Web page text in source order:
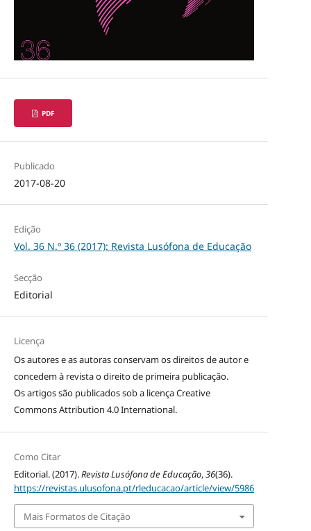
PDF
Publicado
2017-08-20
Edição
Vol. 36 N.º 36 (2017): Revista Lusófona de Educação
Secção
Editorial
Licença
Os autores e as autoras conservam os direitos de autor e
concedem à revista o direito de primeira publicação.
Os artigos são publicados sob a licençaCreative
Commons Attribution 4.0 International.
Como Citar
Editorial. (2017).Revista Lusófona de Educação,36(36).
https://revistas.ulusofona.pt/rleducacao/article/view/5986
Mais Formatos de Citação